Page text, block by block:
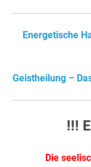
Energetische
Geistheilung –
!!!
Die